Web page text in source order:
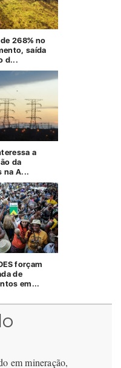
268% no
saída
d...
a
da
na A...
forçam
de
em...
em mineração,